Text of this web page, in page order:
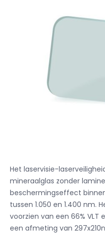
Het laservisie-
mineraalglas zonder
beschermingseffect
tussen 1.050 en 1.400 nm.
voorzien van een 66%
een afmeting van